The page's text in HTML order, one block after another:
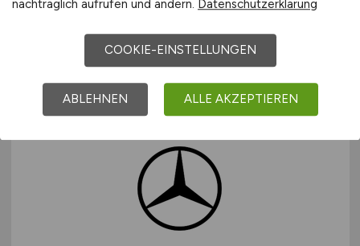
vor 4 Tagen
nachträglich aufrufen und ändern. Datenschutzerklärung
COOKIE-EINSTELLUNGEN
ABLEHNEN ALLE AKZEPTIEREN